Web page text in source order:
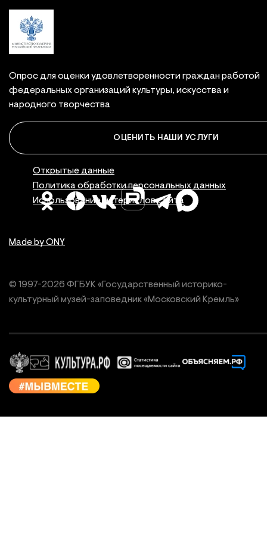
Опрос для оценки удовлетворенности граждан работой
федеральных организаций культуры, искусства и
народного творчества
ОЦЕНИТЬ НАШИ УСЛУГИ
Made by ONY
© 1997-2026 ФГБУК «Государственный историко-
культурный музей-заповедник «Московский Кремль»
Правовая
Открытые данные
Политика обработки персональных данных
Использование материалов сайта